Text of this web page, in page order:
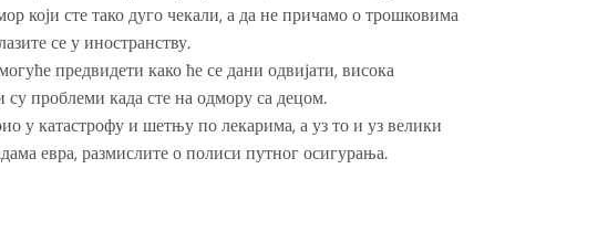
који сте тако дуго чекали, а да не причамо о трошковима
се у иностранству.
предвидети како ће се дани одвијати, висока
проблеми када сте на одмору са децом.
у катастрофу и шетњу по лекарима, а уз то и уз велики
евра, размислите о полиси путног осигурања.